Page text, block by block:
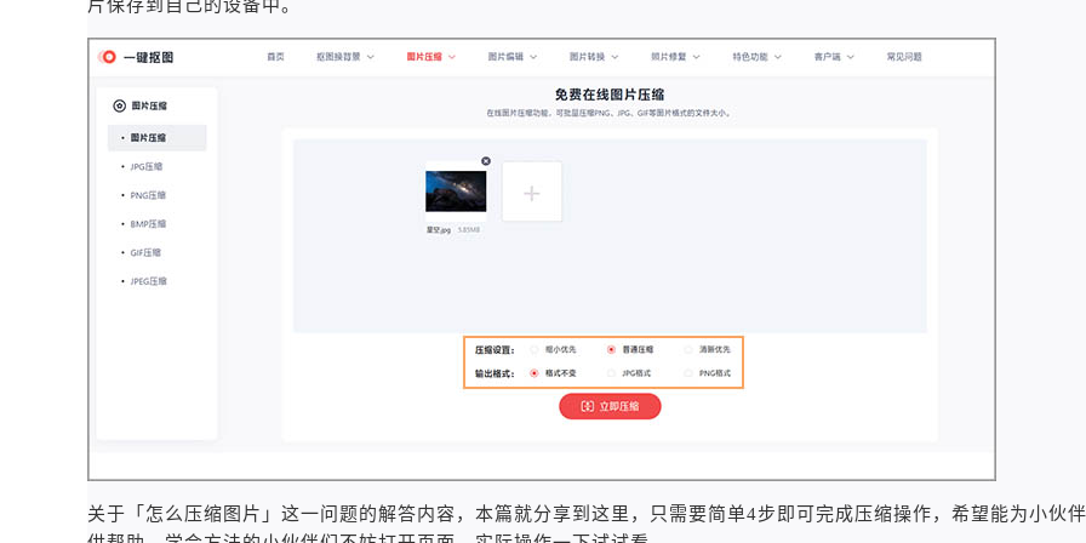
片保存到自己的设备中。
关于「怎么压缩图片」这一问题的解答内容，本篇就分享到这里，只需要简单4步即可完成压缩操作，希望能为小伙